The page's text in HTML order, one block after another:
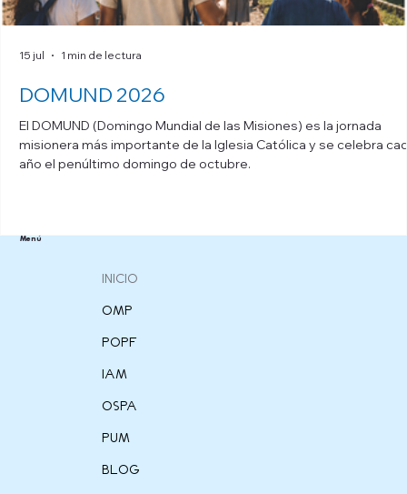
DOMUND 2026
El DOMUND (Domingo Mundial de las Misiones) es la jornada
misionera más importante de la Iglesia Católica y se celebra
año el penúltimo domingo de octubre.
15 jul 1 min de lectura
Menú
INICIO
OMP
POPF
IAM
OSPA
PUM
BLOG